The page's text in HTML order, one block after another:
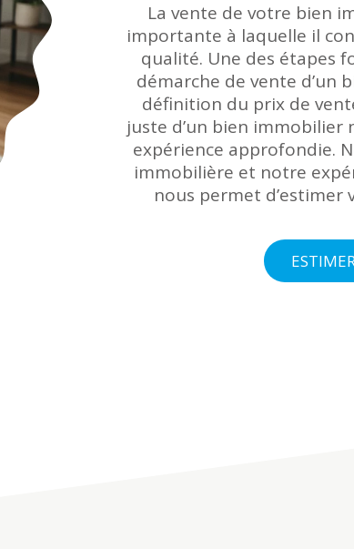
La vente de votre bien
importante à laquelle il
qualité. Une des étapes
démarche de vente d’un
définition du prix de
juste d’un bien immobilier
expérience approfondie.
immobilière et notre
nous permet d’estimer